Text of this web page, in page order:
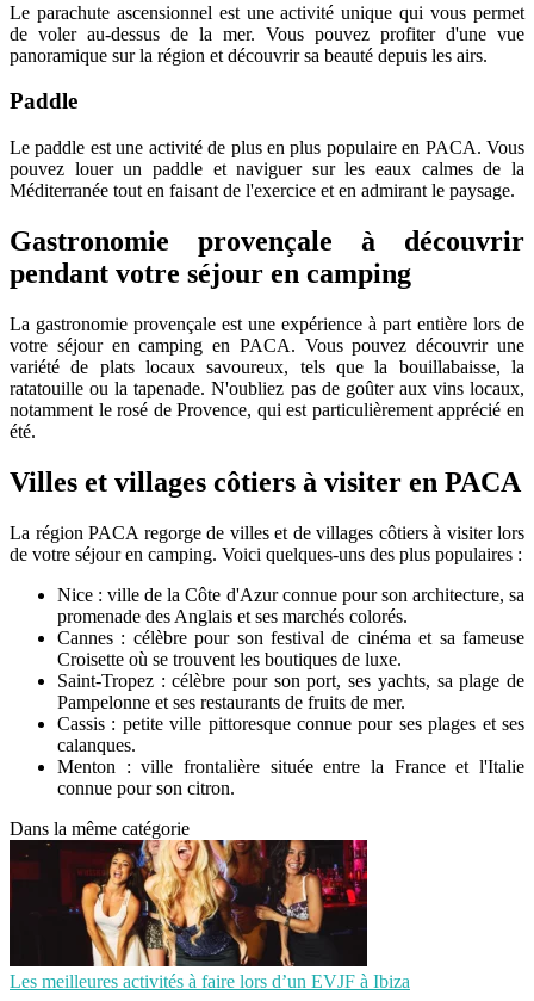
Le parachute ascensionnel est une activité unique qui vous permet
de voler au-dessus de la mer. Vous pouvez profiter d'une vue
panoramique sur la région et découvrir sa beauté depuis les airs.
Paddle
Le paddle est une activité de plus en plus populaire en PACA. Vous
pouvez louer un paddle et naviguer sur les eaux calmes de la
Méditerranée tout en faisant de l'exercice et en admirant le paysage.
Gastronomie provençale à découvrir
pendant votre séjour en camping
La gastronomie provençale est une expérience à part entière lors de
votre séjour en camping en PACA. Vous pouvez découvrir une
variété de plats locaux savoureux, tels que la bouillabaisse, la
ratatouille ou la tapenade. N'oubliez pas de goûter aux vins locaux,
notamment le rosé de Provence, qui est particulièrement apprécié en
été.
Villes et villages côtiers à visiter en PACA
La région PACA regorge de villes et de villages côtiers à visiter lors
de votre séjour en camping. Voici quelques-uns des plus populaires :
Nice : ville de la Côte d'Azur connue pour son architecture, sa
promenade des Anglais et ses marchés colorés.
Cannes : célèbre pour son festival de cinéma et sa fameuse
Croisette où se trouvent les boutiques de luxe.
Saint-Tropez : célèbre pour son port, ses yachts, sa plage de
Pampelonne et ses restaurants de fruits de mer.
Cassis : petite ville pittoresque connue pour ses plages et ses
calanques.
Menton : ville frontalière située entre la France et l'Italie
connue pour son citron.
Dans la même catégorie
Les meilleures activités à faire lors d’un EVJF à Ibiza